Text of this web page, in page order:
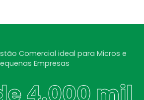
Comercial ideal para Micros e
Empresas